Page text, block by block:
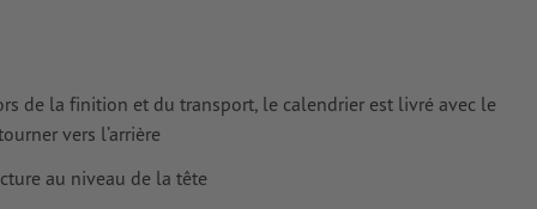
de la finition et du transport, le calendrier est livré avec le
vers l’arrière
au niveau de la tête